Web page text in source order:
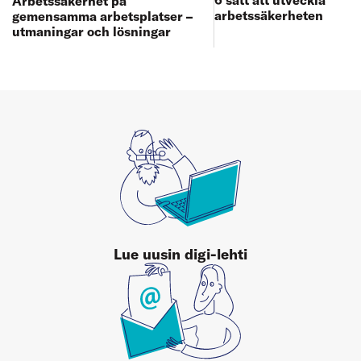
gemensamma arbetsplatser –
utmaningar och lösningar
arbetssäkerheten
Lue uusin digi-lehti